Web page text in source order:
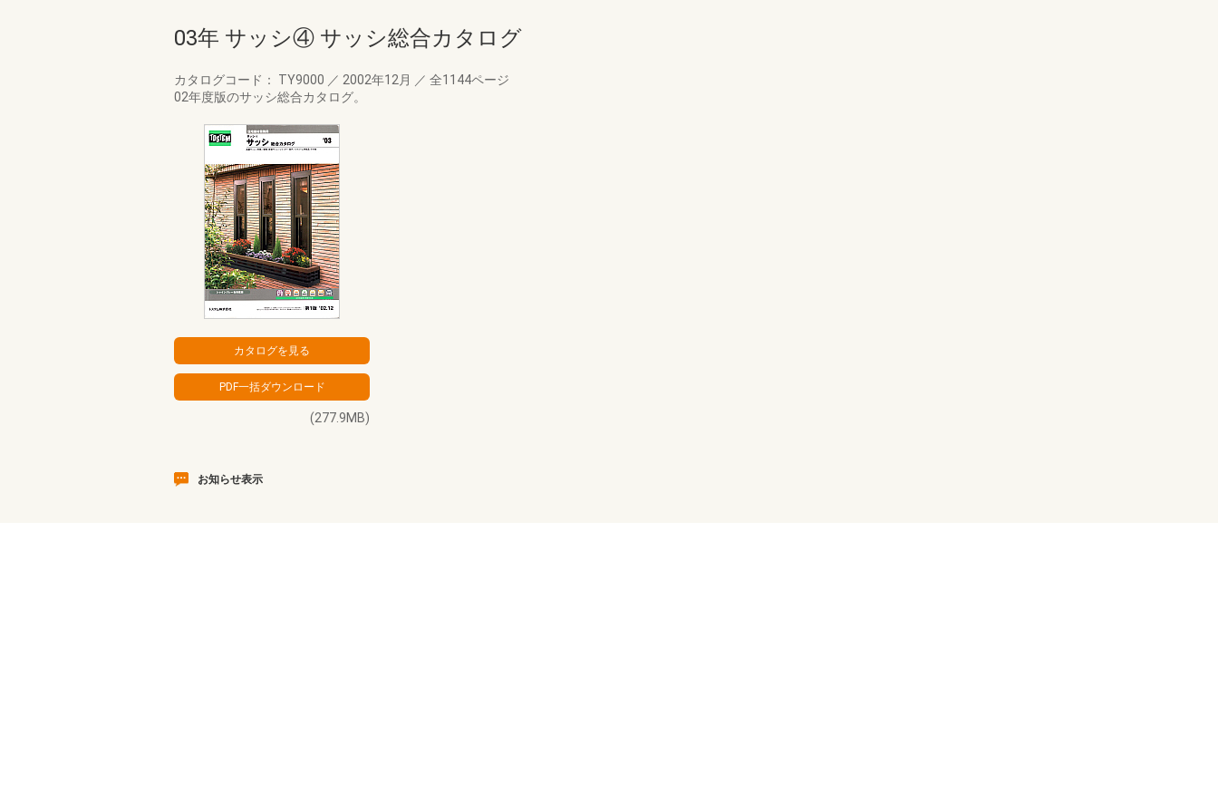
03年 サッシ④ サッシ総合カタログ
カタログコード： TY9000 ／ 2002年12月 ／ 全1144ページ
02年度版のサッシ総合カタログ。
(277.9MB)
お知らせ表示